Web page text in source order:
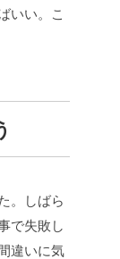
いい。こ
。しばら
で失敗し
違いに気